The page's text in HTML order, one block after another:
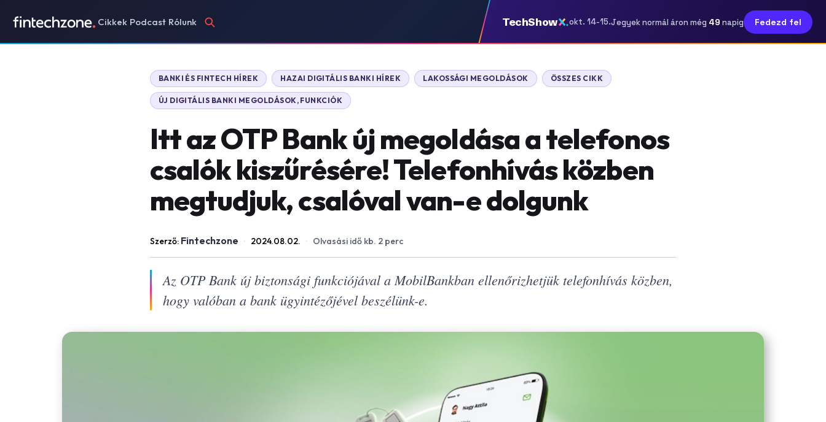
Cikkek Podcast Rólunk TechShow okt. 14-15.Jegyek normál áron még 49 napig Fedezd fel
BANKI ÉS FINTECH HÍREK HAZAI DIGITÁLIS BANKI HÍREK LAKOSSÁGI MEGOLDÁSOK ÖSSZES CIKK
ÚJ DIGITÁLIS BANKI MEGOLDÁSOK, FUNKCIÓK
Itt az OTP Bank új megoldása a telefonos
csalók kiszűrésére! Telefonhívás közben
megtudjuk, csalóval van-e dolgunk
Szerző: Fintechzone · 2024.08.02. · Olvasási idő kb. 2 perc
Az OTP Bank új biztonsági funkciójával a MobilBankban ellenőrizhetjük telefonhívás közben,
hogy valóban a bank ügyintézőjével beszélünk-e.